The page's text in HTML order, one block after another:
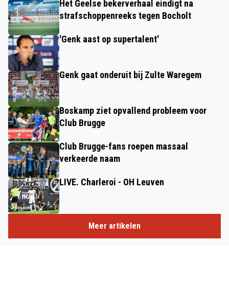
Het Geelse bekerverhaal eindigt na
strafschoppenreeks tegen Bocholt
'Genk aast op supertalent'
Genk gaat onderuit bij Zulte Waregem
Boskamp ziet opvallend probleem voor
Club Brugge
Club Brugge-fans roepen massaal
verkeerde naam
LIVE. Charleroi - OH Leuven
Meer artikelen